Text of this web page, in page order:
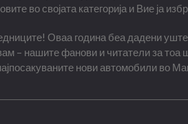
во својата категорија и Вие ја
Оваа година беа дадени
– нашите фанови и читатели за тоа
нови автомобили во